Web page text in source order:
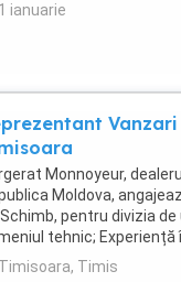
1 ianuarie
Monnoyeur,
Moldova,
pentru divizia
tehnic; Experiență
Timisoara, Timis